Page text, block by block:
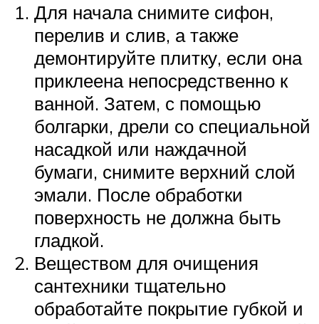
Для начала снимите сифон,
перелив и слив, а также
демонтируйте плитку, если она
приклеена непосредственно к
ванной. Затем, с помощью
болгарки, дрели со специальной
насадкой или наждачной
бумаги, снимите верхний слой
эмали. После обработки
поверхность не должна быть
гладкой.
Веществом для очищения
сантехники тщательно
обработайте покрытие губкой и